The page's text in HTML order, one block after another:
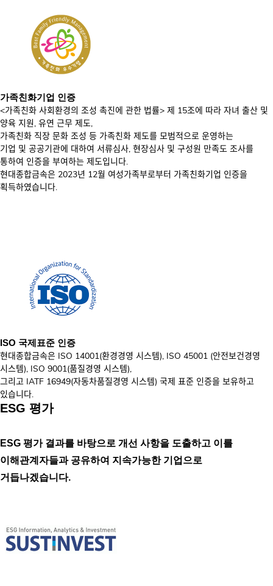
가족친화기업 인증
<가족친화 사회환경의 조성 촉진에 관한 법률> 제 15조에 따라 자녀 출산 및
양육 지원, 유연 근무 제도,
가족친화 직장 문화 조성 등 가족친화 제도를 모범적으로 운영하는
기업 및 공공기관에 대하여 서류심사, 현장심사 및 구성원 만족도 조사를
통하여 인증을 부여하는 제도입니다.
현대종합금속은 2023년 12월 여성가족부로부터 가족친화기업 인증을
획득하였습니다.
ISO 국제표준 인증
현대종합금속은 ISO 14001(환경경영 시스템), ISO 45001 (안전보건경영
시스템), ISO 9001(품질경영 시스템),
그리고 IATF 16949(자동차품질경영 시스템) 국제 표준 인증을 보유하고
있습니다.
ESG 평가
ESG 평가 결과를 바탕으로 개선 사항을 도출하고 이를
이해관계자들과 공유하여 지속가능한 기업으로
거듭나겠습니다.